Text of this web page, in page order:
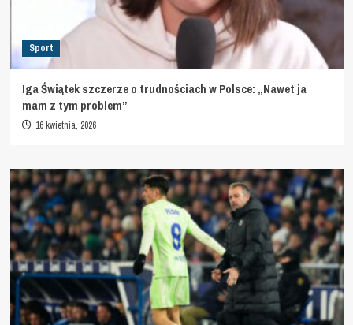
Sport
Iga Świątek szczerze o trudnościach w Polsce: „Nawet ja
mam z tym problem”
16 kwietnia, 2026